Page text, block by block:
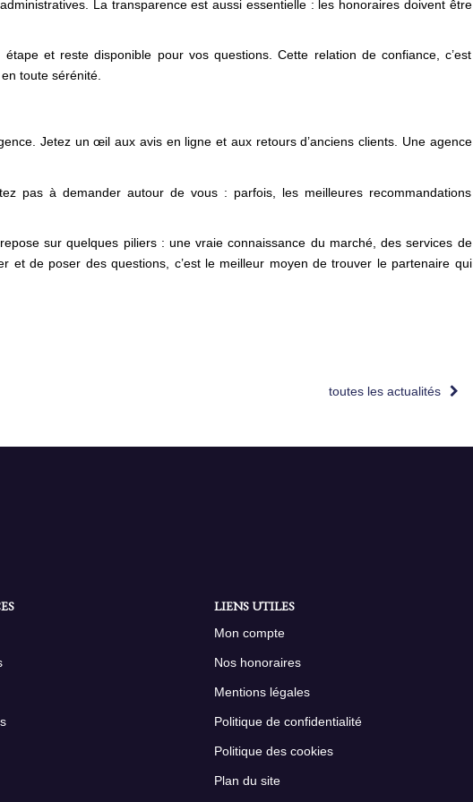
La transparence est aussi essentielle : les honoraires doivent être
et reste disponible pour vos questions. Cette relation de confiance, c’est
toute sérénité.
Jetez un œil aux avis en ligne et aux retours d’anciens clients. Une agence
pas à demander autour de vous : parfois, les meilleures recommandations
sur quelques piliers : une vraie connaissance du marché, des services de
et de poser des questions, c’est le meilleur moyen de trouver le partenaire qui
toutes les actualités
LIENS UTILES
Mon compte
Nos honoraires
Mentions légales
Politique de confidentialité
Politique des cookies
Plan du site